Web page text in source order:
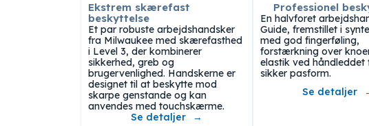
Ekstrem skærefast
beskyttelse
Et par robuste arbejdshandsker
fra Milwaukee med skærefasthed
i Level 3, der kombinerer
sikkerhed, greb og
brugervenlighed. Handskerne er
designet til at beskytte mod
skarpe genstande og kan
anvendes med touchskærme.
Se detaljer
Professionel
En halvforet
Guide, fremstillet i
med god fingerføling,
forstærkning over
elastik ved håndleddet
sikker pasform.
Se detaljer